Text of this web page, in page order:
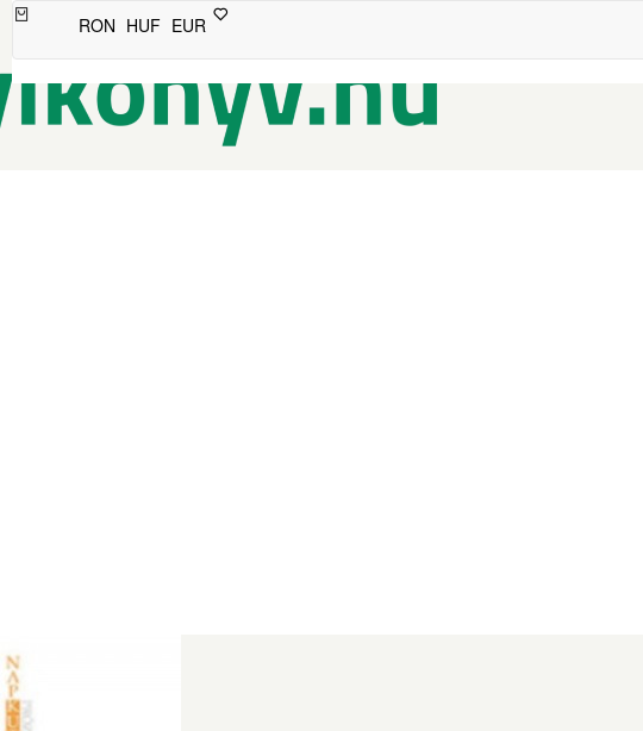
RON HUF EUR